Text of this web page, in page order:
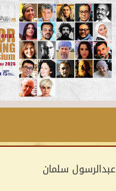
عبدالرسول سلمان